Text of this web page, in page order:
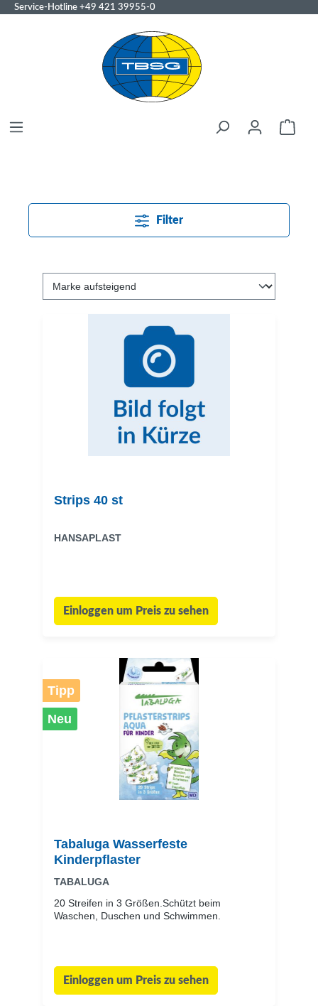
Service-Hotline +49 421 39955-0
Filter
Strips 40 st
HANSAPLAST
Einloggen um Preis zu sehen
Tipp
Neu
Tabaluga Wasserfeste
Kinderpflaster
TABALUGA
20 Streifen in 3 Größen.Schützt beim
Waschen, Duschen und Schwimmen.
Einloggen um Preis zu sehen